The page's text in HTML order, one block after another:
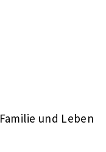
Familie und Leben